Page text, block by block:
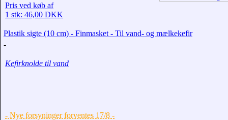
Pris ved køb af
1 stk: 46,00 DKK
Plastik sigte (10 cm) - Finmasket - Til vand- og mælkekefir
-
Kefirknolde til vand
- Nye forsyninger forventes 17/8 -